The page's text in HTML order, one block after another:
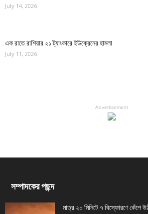
July 14, 2026
এক রাতে রাশিয়ার ২১ ট্যাংকারে ইউক্রেনের হামলা
July 11, 2026
Advertisement
সম্পাদকের পছন্দ
মাত্র ২০ মিনিটে ৭ বিস্ফোরণে কেঁপে